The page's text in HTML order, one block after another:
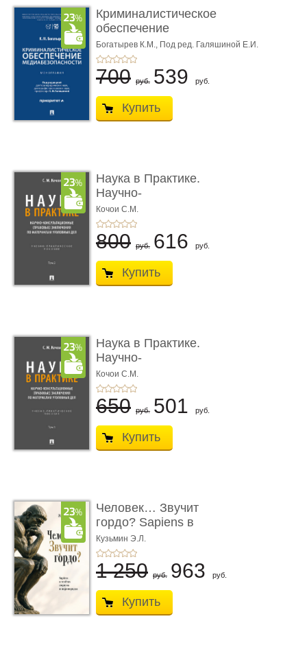
Криминалистическое
обеспечение
медиабезопас� ...
Богатырев К.М., Под ред. Галяшиной Е.И.
700 руб. 539 руб.
Купить
Наука в Практике.
Научно-
консультационные (пра
...
Кочои С.М.
800 руб. 616 руб.
Купить
Наука в Практике.
Научно-
консультационные (пра
...
Кочои С.М.
650 руб. 501 руб.
Купить
Человек… Звучит
гордо? Sapiens в
тенётах социума � ...
Кузьмин Э.Л.
1 250 руб. 963 руб.
Купить